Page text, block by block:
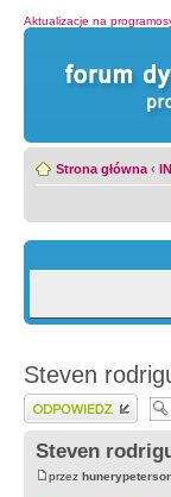
Aktualizacje na
Strona główna ‹
Steven
Wyślij odpowiedź
Steven
przez